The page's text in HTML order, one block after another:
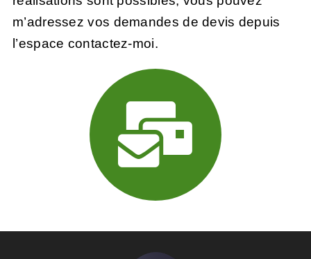
m’adressez vos demandes de devis depuis
l’espace contactez-moi.